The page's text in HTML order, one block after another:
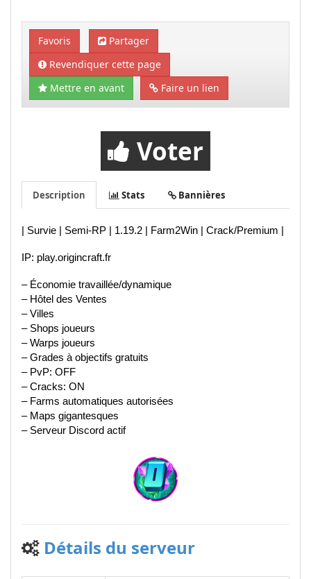
Favoris
Partager
Revendiquer cette page
Mettre en avant
Faire un lien
Voter
Description Stats Bannières
| Survie | Semi-RP | 1.19.2 | Farm2Win | Crack/Premium |
IP: play.origincraft.fr
– Économie travaillée/dynamique
– Hôtel des Ventes
– Villes
– Shops joueurs
– Warps joueurs
– Grades à objectifs gratuits
– PvP: OFF
– Cracks: ON
– Farms automatiques autorisées
– Maps gigantesques
– Serveur Discord actif
Détails du serveur